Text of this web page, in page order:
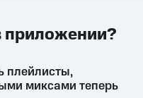
плейлисты,
миксами теперь